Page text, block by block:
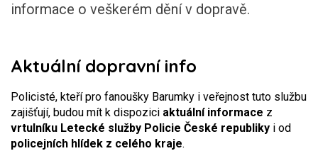
informace o veškerém dění v dopravě.
Aktuální dopravní info
Policisté, kteří pro fanoušky Barumky i veřejnost tuto službu
zajišťují, budou mít k dispozici aktuální informace z
vrtulníku Letecké služby Policie České republiky i od
policejních hlídek z celého kraje.